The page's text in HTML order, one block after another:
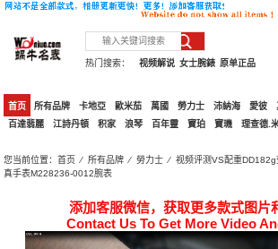
热门搜索： 原单正品
女士腕錶
视频解说
首页 所有品牌 卡地亞 歐米茄 萬國 勞力士 沛納海 愛彼
百達翡麗
江詩丹頓 积家 浪琴 百年靈 寶珀 寶璣 理查德.
您当前位置：首页 ⁄所有品牌 ⁄勞力士 ⁄ 视频评测VS配重
真手表M228236-0012腕表
添加客服微信，获取更多款式图片
Contact Us To Get More Video